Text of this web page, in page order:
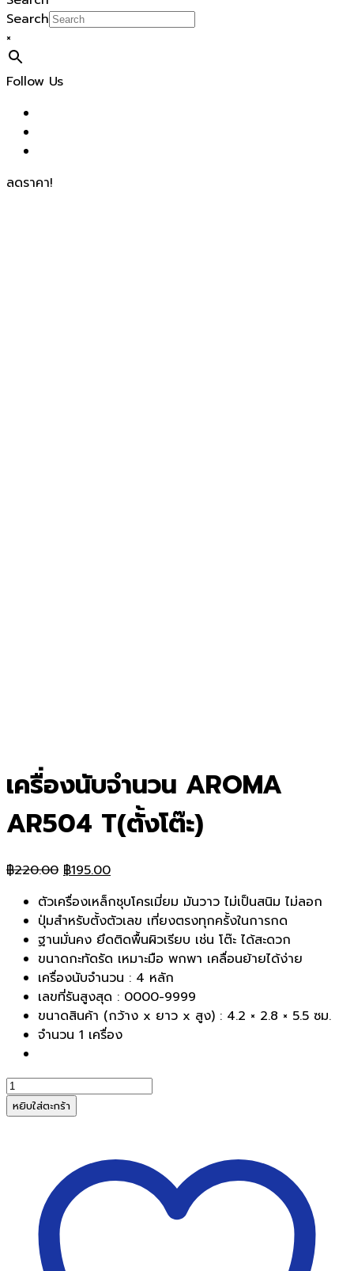
Search
×
Follow Us
ลดราคา!
เครื่องนับจำนวน AROMA
AR504 T(ตั้งโต๊ะ)
฿220.00 Original
price
was:
฿220.00.
฿195.00Current
is:
฿195.00.
ตัวเครื่องเหล็กชุบโครเมี่ยม มันวาว ไม่เป็นสนิม ไม่ลอก
ปุ่มสำหรับตั้งตัวเลข เที่ยงตรงทุกครั้งในการกด
ฐานมั่นคง ยึดติดพื้นผิวเรียบ เช่น โต๊ะ ได้สะดวก
ขนาดกะทัดรัด เหมาะมือ พกพา เคลื่อนย้ายได้ง่าย
เครื่องนับจำนวน : 4 หลัก
เลขที่รันสูงสุด : 0000-9999
ขนาดสินค้า (กว้าง x ยาว x สูง) : 4.2 × 2.8 × 5.5 ซม.
จำนวน 1 เครื่อง
จำนวน
เครื่อง
นับ
หยิบใส่ตะกร้า